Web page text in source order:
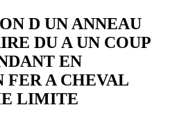
D UN ANNEAU
DU A UN COUP
EN
A CHEVAL
LIMITE